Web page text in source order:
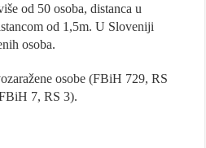
od 50 osoba, distanca u
od 1,5m. U Sloveniji
osoba.
osobe (FBiH 729, RS
7, RS 3).